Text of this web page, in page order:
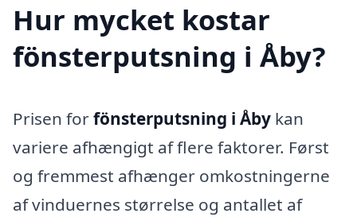
Hur mycket kostar
fönsterputsning i Åby?
Prisen forfönsterputsning i Åby kan
variere afhængigt af flere faktorer. Først
og fremmest afhænger omkostningerne
af vinduernes størrelse og antallet af